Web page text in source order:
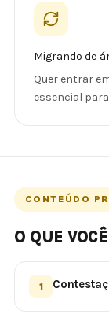
Migrando de
Quer entrar
essencial
CONTEÚDO
O QUE
1